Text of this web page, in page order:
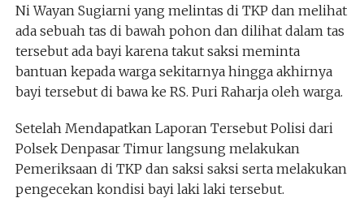
Ni Wayan Sugiarni yang melintas di TKP dan melihat
ada sebuah tas di bawah pohon dan dilihat dalam tas
tersebut ada bayi karena takut saksi meminta
bantuan kepada warga sekitarnya hingga akhirnya
bayi tersebut di bawa ke RS. Puri Raharja oleh warga.
Setelah Mendapatkan Laporan Tersebut Polisi dari
Polsek Denpasar Timur langsung melakukan
Pemeriksaan di TKP dan saksi saksi serta melakukan
pengecekan kondisi bayi laki laki tersebut.